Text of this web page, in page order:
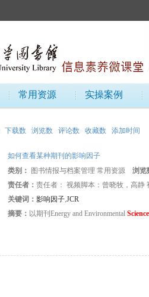
常用资源 实操案例
下载数 浏览数 评论数 收藏数 添加时间
如何查看某种期刊的影响因子
类别：
图书情报与档案管理 常用资源 浏览
责任者： 责任者： 视频脚本：曾晓牧，高静
关键词： 影响因子,JCR
摘要： 以期刊Energy and Environmental Science